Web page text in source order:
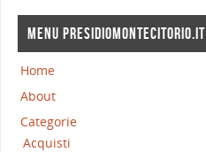
MENU PRESIDIOMONTECITORIO.IT
Home
About
Categorie
Acquisti